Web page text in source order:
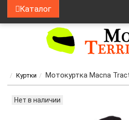
Каталог
Куртки Мотокуртка Macna
Нет в наличии